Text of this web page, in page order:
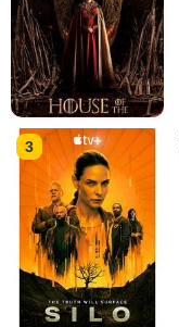
3